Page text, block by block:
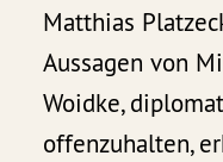
Matthias
Aussagen von
Woidke,
offenzuhalten,